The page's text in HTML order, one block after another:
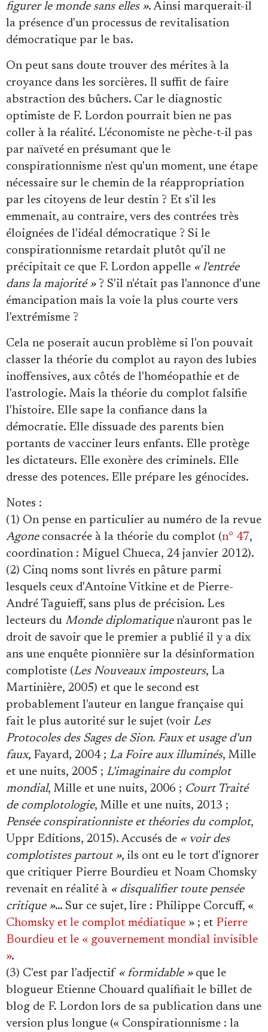
figurer le monde sans elles ». Ainsi marquerait-il
la présence d'un processus de revitalisation
démocratique par le bas.
On peut sans doute trouver des mérites à la
croyance dans les sorcières. Il suffit de faire
abstraction des bûchers. Car le diagnostic
optimiste de F. Lordon pourrait bien ne pas
coller à la réalité. L'économiste ne pèche-t-il pas
par naïveté en présumant que le
conspirationnisme n'est qu'un moment, une étape
nécessaire sur le chemin de la réappropriation
par les citoyens de leur destin ? Et s'il les
emmenait, au contraire, vers des contrées très
éloignées de l'idéal démocratique ? Si le
conspirationnisme retardait plutôt qu'il ne
précipitait ce que F. Lordon appelle « l'entrée
dans la majorité »? S'il n'était pas l'annonce d'une
émancipation mais la voie la plus courte vers
l'extrémisme ?
Cela ne poserait aucun problème si l'on pouvait
classer la théorie du complot au rayon des lubies
inoffensives, aux côtés de l'homéopathie et de
l'astrologie. Mais la théorie du complot falsifie
l'histoire. Elle sape la confiance dans la
démocratie. Elle dissuade des parents bien
portants de vacciner leurs enfants. Elle protège
les dictateurs. Elle exonère des criminels. Elle
dresse des potences. Elle prépare les génocides.
Notes :
(1) On pense en particulier au numéro de la revue
Agoneconsacrée à la théorie du complot (n° 47,
coordination : Miguel Chueca, 24 janvier 2012).
(2) Cinq noms sont livrés en pâture parmi
lesquels ceux d'Antoine Vitkine et de Pierre-
André Taguieff, sans plus de précision. Les
lecteurs du Monde diplomatiquen'auront pas le
droit de savoir que le premier a publié il y a dix
ans une enquête pionnière sur la désinformation
complotiste (Les Nouveaux imposteurs, La
Martinière, 2005) et que le second est
probablement l'auteur en langue française qui
fait le plus autorité sur le sujet (voir Les
Protocoles des Sages de Sion. Faux et usage d'un
faux, Fayard, 2004 ; La Foire aux illuminés, Mille
et une nuits, 2005 ; L'imaginaire du complot
mondial, Mille et une nuits, 2006 ; Court Traité
de complotologie, Mille et une nuits, 2013 ;
Pensée conspirationniste et théories du complot,
Uppr Editions, 2015). Accusés de « voir des
complotistes partout », ils ont eu le tort d'ignorer
que critiquer Pierre Bourdieu et Noam Chomsky
revenait en réalité à « disqualifier toute pensée
critique »… Sur ce sujet, lire : Philippe Corcuff, «
Chomsky et le complot médiatique » ; et Pierre
Bourdieu et le « gouvernement mondial invisible
».
(3) C'est par l'adjectif « formidable »que le
blogueur Etienne Chouard qualifiait le billet de
blog de F. Lordon lors de sa publication dans une
version plus longue (« Conspirationnisme : la